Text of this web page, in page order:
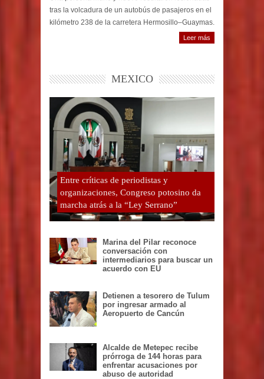
tras la volcadura de un autobús de pasajeros en el
kilómetro 238 de la carretera Hermosillo–Guaymas.
Leer más
MEXICO
Entre críticas de periodistas y
organizaciones, Congreso potosino da
marcha atrás a la “Ley Serrano”
Marina del Pilar reconoce
conversación con
intermediarios para buscar un
acuerdo con EU
Detienen a tesorero de Tulum
por ingresar armado al
Aeropuerto de Cancún
Alcalde de Metepec recibe
prórroga de 144 horas para
enfrentar acusaciones por
abuso de autoridad